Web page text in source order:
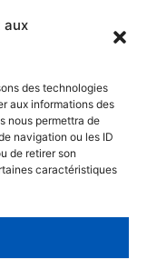
aux
des technologies
aux informations des
nous permettra de
navigation ou les ID
de retirer son
caractéristiques